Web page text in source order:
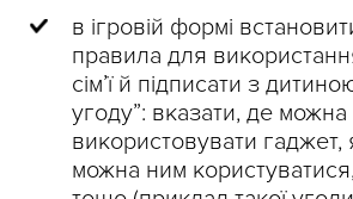
в ігровій формі
правила для
сім’ї й підписати з
угоду”: вказати, де можна
використовувати гаджет,
можна ним